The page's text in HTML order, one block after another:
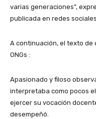
varias generaciones”,
publicada en redes
A continuación, el texto de
ONGs :
Apasionado y filoso
interpretaba como pocos
ejercer su vocación
desempeñó.